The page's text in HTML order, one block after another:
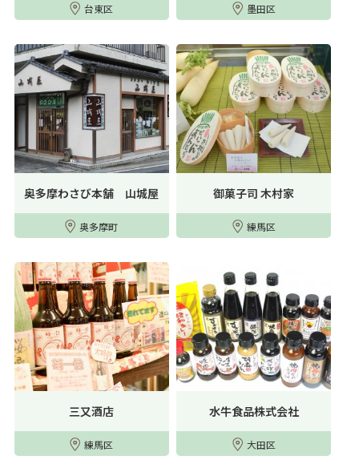
台東区 墨田区
奥多摩わさび本舗 山城屋
奥多摩町
御菓子司 木村家
練馬区
三又酒店
練馬区
水牛食品株式会社
大田区